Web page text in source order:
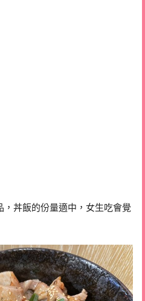
丼飯的份量適中，女生吃會覺